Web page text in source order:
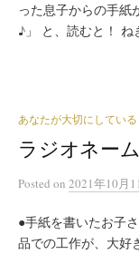
った息子からの手紙
♪」 と、読むと！ ね
あなたが大切にしている
ラジオネー
Posted on 2021年10月
●手紙を書いたお子
品での工作が、大好